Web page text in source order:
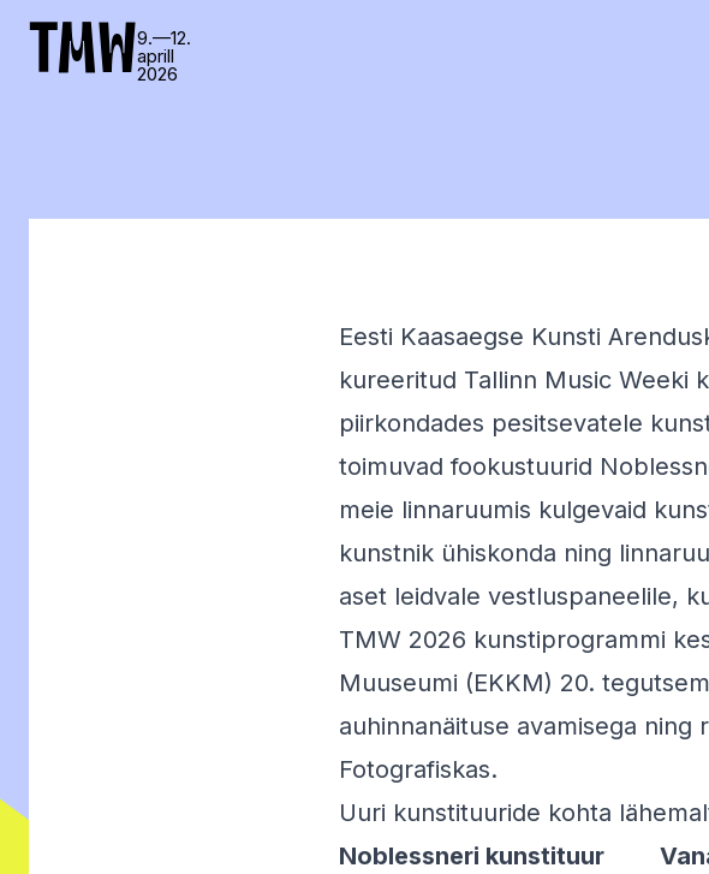
TMW9.—12.
aprill
2026
Eesti Kaasaegse Kunsti
kureeritud Tallinn Music Weeki
piirkondades pesitsevatele
toimuvad fookustuurid
meie linnaruumis kulgevaid
kunstnik ühiskonda ning
aset leidvale vestluspaneelile,
TMW 2026 kunstiprogrammi
Muuseumi (EKKM) 20.
auhinnanäituse avamisega
Fotografiskas.
Uuri kunstituuride kohta
Noblessneri kunstituur